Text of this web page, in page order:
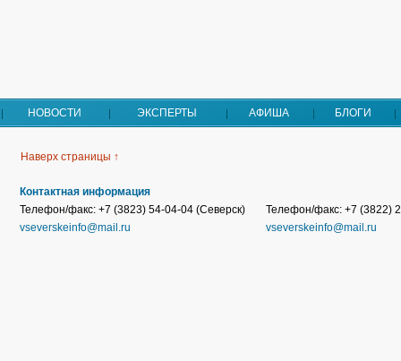
НОВОСТИ ЭКСПЕРТЫ АФИША БЛОГИ
Наверх страницы ↑
Контактная информация
Телефон/факс: +7 (3823) 54-04-04 (Северск)
vseverskeinfo@mail.ru
Телефон/факс: +7 (3822)
vseverskeinfo@mail.ru